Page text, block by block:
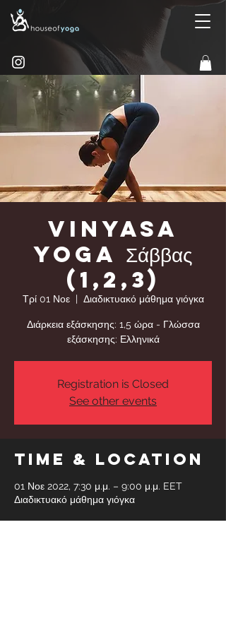
Vinyasa
yoga Σάββας
(1,2,3)
Τρί 01 Νοε
  |
Διαδικτυακό μάθημα γιόγκα
Διάρκεια εξάσκησης: 1,5 ώρα - Γλώσσα
εξάσκησης: Ελληνικά
Registration is Closed
See other events
Time & Location
01 Νοε 2022, 7:30 μ.μ. – 9:00 μ.μ. EET
Διαδικτυακό μάθημα γιόγκα